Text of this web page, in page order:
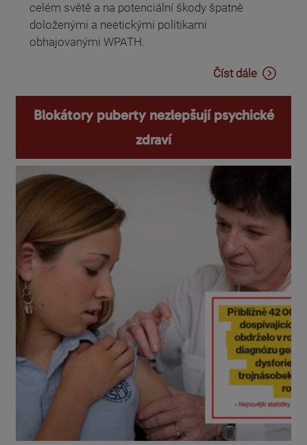
celém světě a na potenciální škody špatně
doloženými a neetickými politikami
obhajovanými WPATH.
Číst dále
Blokátory puberty nezlepšují psychické
zdraví